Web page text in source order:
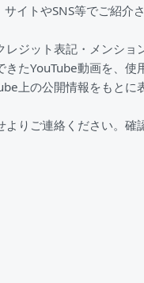
イトやSNS等でご紹介
レジット表記・メンシ
たYouTube動画を、使
上の公開情報をもと
りご連絡ください。